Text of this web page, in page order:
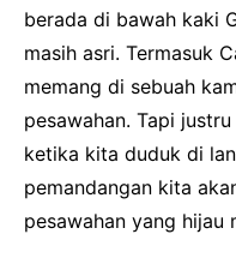
berada di bawah kaki
masih asri. Termasuk
memang di sebuah
pesawahan. Tapi
ketika kita duduk di
pemandangan kita
pesawahan yang hijau